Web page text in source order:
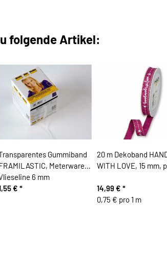
folgende Artikel:
Gummiband
Meterware,
6 mm
€ *
20 m Dekoband
WITH LOVE, 15 mm,
14,99 € *
0,75 € pro 1 m